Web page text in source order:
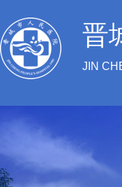
晋
JIN